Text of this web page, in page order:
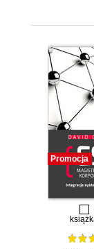
Promocja